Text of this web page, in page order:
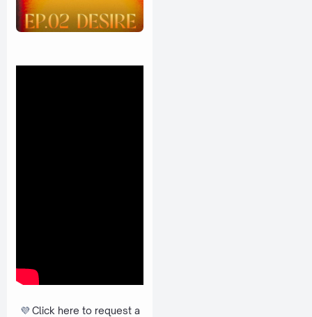
💜 Click here to request a